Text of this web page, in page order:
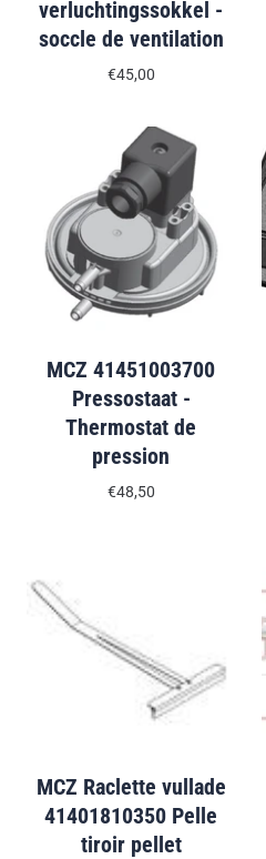
verluchtingssokkel -
soccle de ventilation
€45,00
MCZ 41451003700
Pressostaat -
Thermostat de
pression
€48,50
MCZ Raclette vullade
41401810350 Pelle
tiroir pellet